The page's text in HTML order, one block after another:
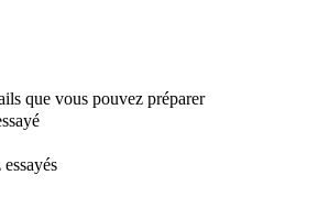
que vous pouvez préparer